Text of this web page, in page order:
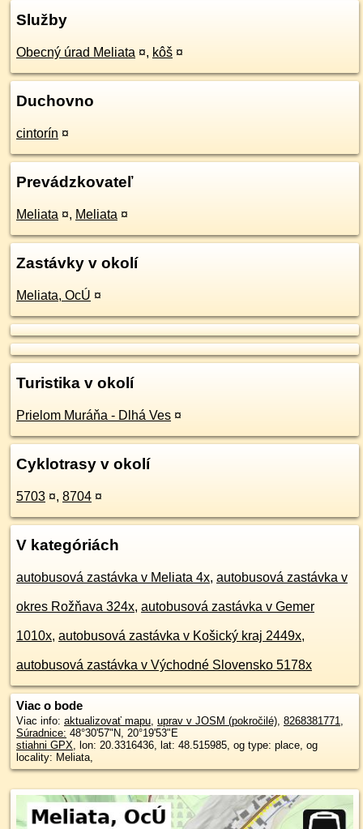
Služby
Obecný úrad Meliata ¤, kôš ¤
Duchovno
cintorín ¤
Prevádzkovateľ
Meliata ¤, Meliata ¤
Zastávky v okolí
Meliata, OcÚ ¤
Turistika v okolí
Prielom Muráňa - Dlhá Ves ¤
Cyklotrasy v okolí
5703 ¤, 8704 ¤
V kategóriách
autobusová zastávka v Meliata 4x, autobusová zastávka v
okres Rožňava 324x, autobusová zastávka v Gemer
1010x, autobusová zastávka v Košický kraj 2449x,
autobusová zastávka v Východné Slovensko 5178x
Viac o bode
Viac info: aktualizovať mapu, uprav v JOSM (pokročilé), 8268381771,
Súradnice: 48°30'57"N, 20°19'53"E
stiahni GPX, lon: 20.3316436, lat: 48.515985, og type: place, og
locality: Meliata,